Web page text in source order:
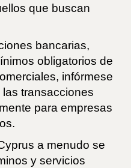
que buscan
bancarias,
obligatorios de
infórmese
transacciones
para empresas
a menudo se
y servicios